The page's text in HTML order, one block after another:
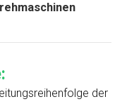
der